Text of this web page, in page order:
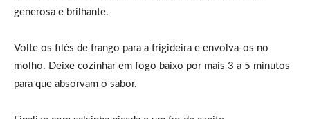
generosa e brilhante.
Volte os filés de frango para a frigideira e envolva-os no
molho. Deixe cozinhar em fogo baixo por mais 3 a 5 minutos
para que absorvam o sabor.